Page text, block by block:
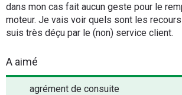
dans mon cas fait aucun geste pour le
moteur. Je vais voir quels sont les
suis très déçu par le (non) service client.
A aimé
agrément de consuite